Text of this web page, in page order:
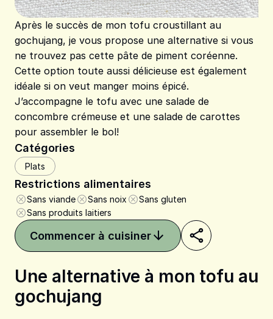
Après le succès de mon tofu croustillant au
gochujang, je vous propose une alternative si vous
ne trouvez pas cette pâte de piment coréenne.
Cette option toute aussi délicieuse est également
idéale si on veut manger moins épicé.
J’accompagne le tofu avec une salade de
concombre crémeuse et une salade de carottes
pour assembler le bol!
Catégories
Plats
Restrictions alimentaires
Sans viande Sans noix
Sans gluten
Sans produits laitiers
Commencer à cuisiner
Une alternative à mon tofu au
gochujang